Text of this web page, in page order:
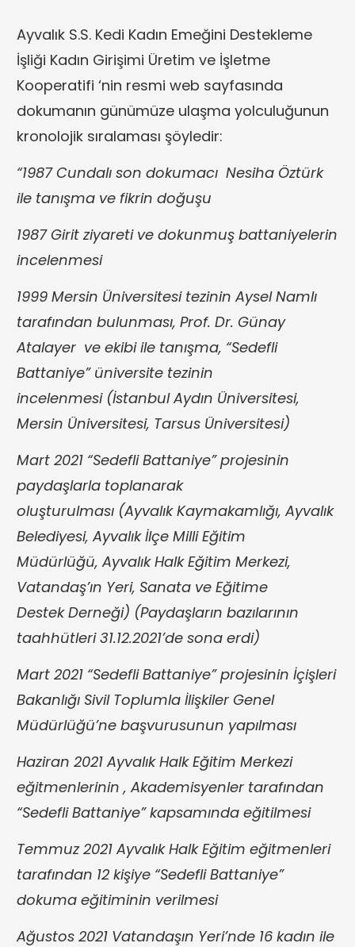
Ayvalık S.S. Kedi Kadın Emeğini Destekleme
İşliği Kadın Girişimi Üretim ve İşletme
Kooperatifi ‘nin resmi web sayfasında
dokumanın günümüze ulaşma yolculuğunun
kronolojik sıralaması şöyledir:
“1987 Cundalı son dokumacı Nesiha Öztürk
ile tanışma ve fikrin doğuşu
1987 Girit ziyareti ve dokunmuş battaniyelerin
incelenmesi
1999 Mersin Üniversitesi tezinin Aysel Namlı
tarafından bulunması, Prof. Dr. Günay
Atalayer ve ekibi ile tanışma, “Sedefli
Battaniye” üniversite tezinin
incelenmesi (İstanbul Aydın Üniversitesi,
Mersin Üniversitesi, Tarsus Üniversitesi)
Mart 2021 “Sedefli Battaniye” projesinin
paydaşlarla toplanarak
oluşturulması (Ayvalık Kaymakamlığı, Ayvalık
Belediyesi, Ayvalık İlçe Milli Eğitim
Müdürlüğü, Ayvalık Halk Eğitim Merkezi,
Vatandaş’ın Yeri, Sanata ve Eğitime
Destek Derneği) (Paydaşların bazılarının
taahhütleri 31.12.2021’de sona erdi)
Mart 2021 “Sedefli Battaniye” projesinin İçişleri
Bakanlığı Sivil Toplumla İlişkiler Genel
Müdürlüğü’ne başvurusunun yapılması
Haziran 2021 Ayvalık Halk Eğitim Merkezi
eğitmenlerinin , Akademisyenler tarafından
“Sedefli Battaniye” kapsamında eğitilmesi
Temmuz 2021 Ayvalık Halk Eğitim eğitmenleri
tarafından 12 kişiye “Sedefli Battaniye”
dokuma eğitiminin verilmesi
Ağustos 2021 Vatandaşın Yeri’nde 16 kadın ile